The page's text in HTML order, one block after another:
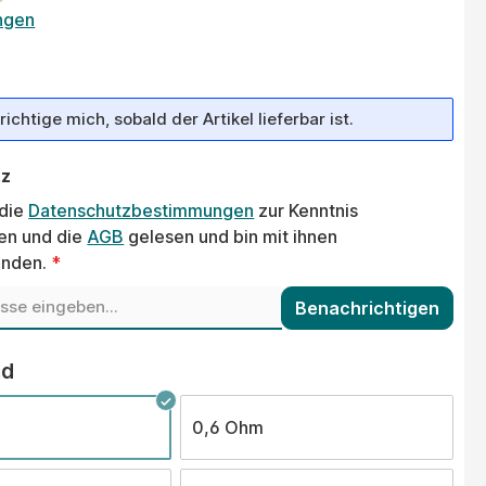
Bewertung von 4.7 von 5 Sternen
mich, sobald der Artikel lieferbar ist.
Datenschutzbestimmungen zur Kenntnis
und die AGB gelesen und bin mit ihnen
*
Benachrichtigen
0,6 Ohm